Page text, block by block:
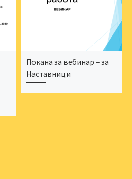
Покана за вебинар – за
Наставници